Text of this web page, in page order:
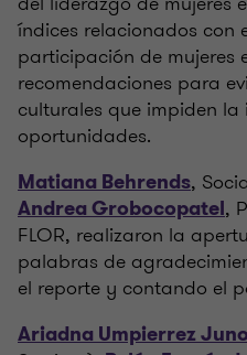
índices relacionados con
participación de mujeres
recomendaciones para
culturales que impiden
oportunidades.
Matiana Behrends,
Andrea Grobocopatel,
FLOR, realizaron la
palabras de
el reporte y contando el
Ariadna Umpierrez